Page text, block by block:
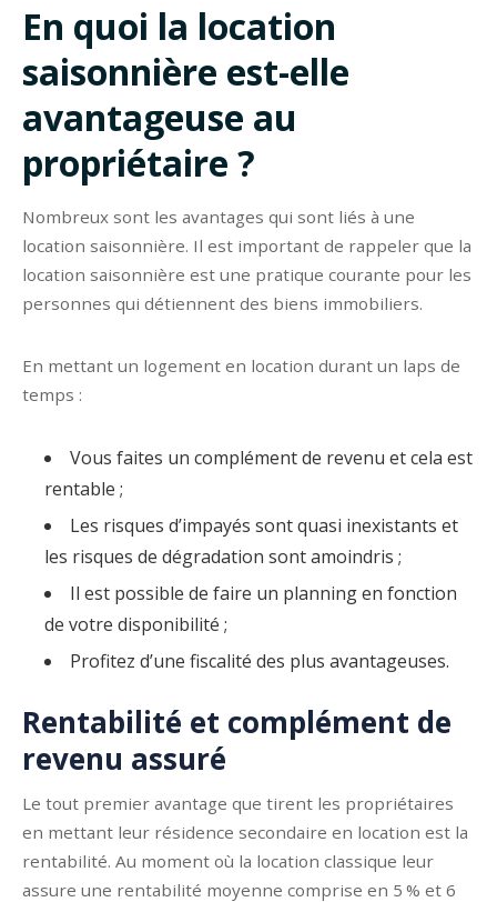
En quoi la location
saisonnière est-elle
avantageuse au
propriétaire ?
Nombreux sont les avantages qui sont liés à une
location saisonnière. Il est important de rappeler que la
location saisonnière est une pratique courante pour les
personnes qui détiennent des biens immobiliers.
En mettant un logement en location durant un laps de
temps :
Vous faites un complément de revenu et cela est
rentable ;
Les risques d’impayés sont quasi inexistants et
les risques de dégradation sont amoindris ;
Il est possible de faire un planning en fonction
de votre disponibilité ;
Profitez d’une fiscalité des plus avantageuses.
Rentabilité et complément de
revenu assuré
Le tout premier avantage que tirent les propriétaires
en mettant leur résidence secondaire en location est la
rentabilité. Au moment où la location classique leur
assure une rentabilité moyenne comprise en 5 % et 6